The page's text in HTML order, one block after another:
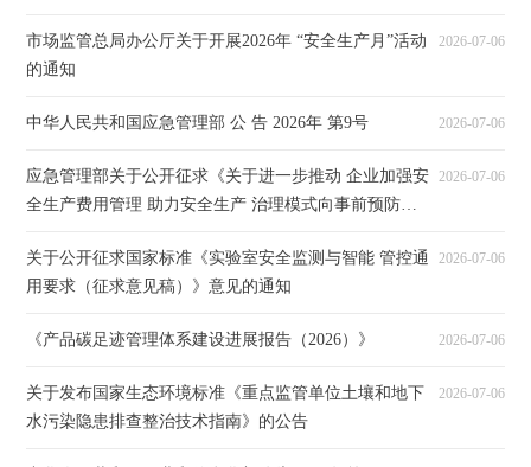
市场监管总局办公厅关于开展2026年 “安全生产月”活动
的通知
2026-07-06
中华人民共和国应急管理部 公 告 2026年 第9号 2026-07-06
应急管理部关于公开征求《关于进一步推动 企业加强安
全生产费用管理 助力安全生产 治理模式向事前预防转
2026-07-06
关于公开征求国家标准《实验室安全监测与智能 管控通
用要求（征求意见稿）》意见的通知
2026-07-06
《产品碳足迹管理体系建设进展报告（2026）》 2026-07-06
关于发布国家生态环境标准《重点监管单位土壤和地下
水污染隐患排查整治技术指南》的公告
2026-07-06